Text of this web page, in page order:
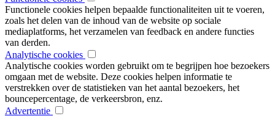
Functionele cookies helpen bepaalde functionaliteiten uit te voeren,
zoals het delen van de inhoud van de website op sociale
mediaplatforms, het verzamelen van feedback en andere functies
van derden.
Analytische cookies
Analytische cookies worden gebruikt om te begrijpen hoe bezoekers
omgaan met de website. Deze cookies helpen informatie te
verstrekken over de statistieken van het aantal bezoekers, het
bouncepercentage, de verkeersbron, enz.
Advertentie